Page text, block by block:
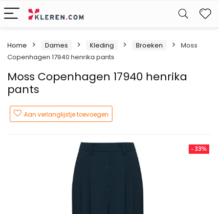
Home Dames Kleding Broeken
Moss
Copenhagen 17940 henrika pants
Moss Copenhagen 17940 henrika
pants
Aan verlanglijstje toevoegen
- 33%